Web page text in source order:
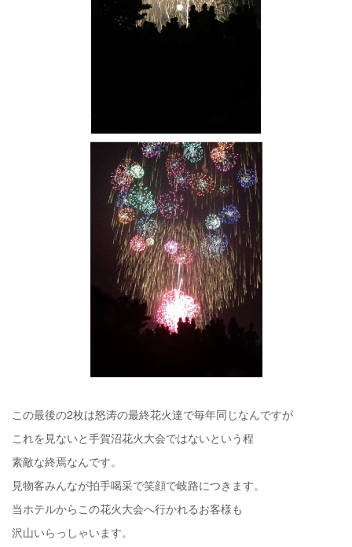
この最後の2枚は怒涛の最終花火達で毎年同じなんですが
これを見ないと手賀沼花火大会ではないという程
素敵な終焉なんです。
見物客みんなが拍手喝采で笑顔で岐路につきます。
当ホテルからこの花火大会へ行かれるお客様も
沢山いらっしゃいます。